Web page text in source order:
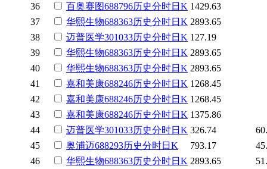
36
百奥赛图688796历史分时日K 1429.63
37
华熙生物688363历史分时日K 2893.65
38
迈普医学301033历史分时日K 127.19
39
华熙生物688363历史分时日K 2893.65
40
华熙生物688363历史分时日K 2893.65
41
嘉和美康688246历史分时日K 1268.45
42
嘉和美康688246历史分时日K 1268.45
43
嘉和美康688246历史分时日K 1375.86
44
迈普医学301033历史分时日K 326.74
45
奥浦迈688293历史分时日K 793.17
46
华熙生物688363历史分时日K 2893.65